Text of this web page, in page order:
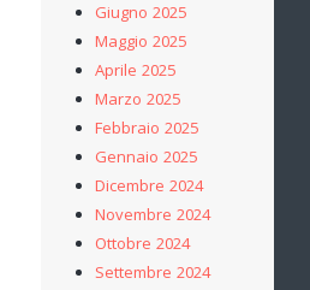
Giugno 2025
Maggio 2025
Aprile 2025
Marzo 2025
Febbraio 2025
Gennaio 2025
Dicembre 2024
Novembre 2024
Ottobre 2024
Settembre 2024